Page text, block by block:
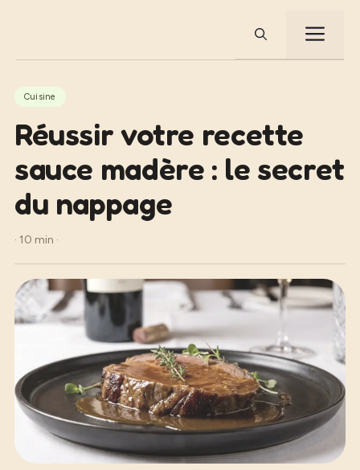
Cuisine
Réussir votre recette
sauce madère : le secret
du nappage
· 10 min ·